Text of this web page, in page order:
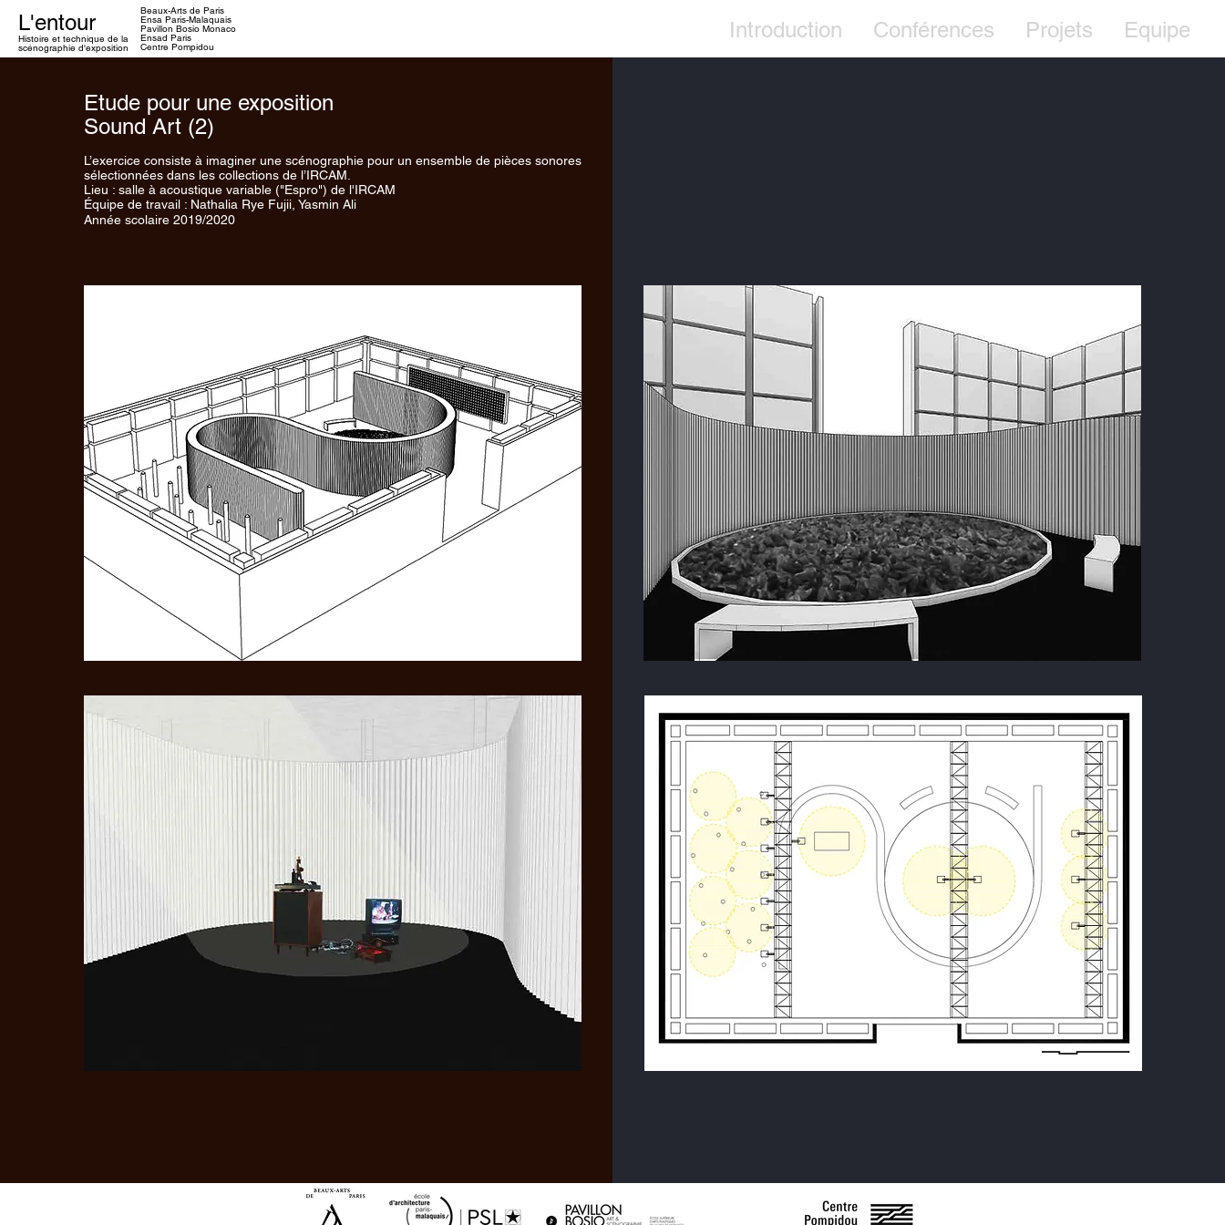
Histoire et technique de la
scénographie d'exposition
Beaux-Arts de Paris
Ensa Paris-Malaquais
Pavillon Bosio Monaco
Ensad Paris
Centre Pompidou
L'entour Introduction Conférences Projets Equipe
Etude pour une exposition
Sound Art (2)
L’exercice consiste à imaginer une scénographie pour un ensemble de pièces sonores
sélectionnées dans les collections de l’IRCAM.
Lieu : salle à acoustique variable ("Espro") de l'IRCAM
Année scolaire 2019/2020
Équipe de travail : Nathalia Rye Fujii, Yasmin Ali